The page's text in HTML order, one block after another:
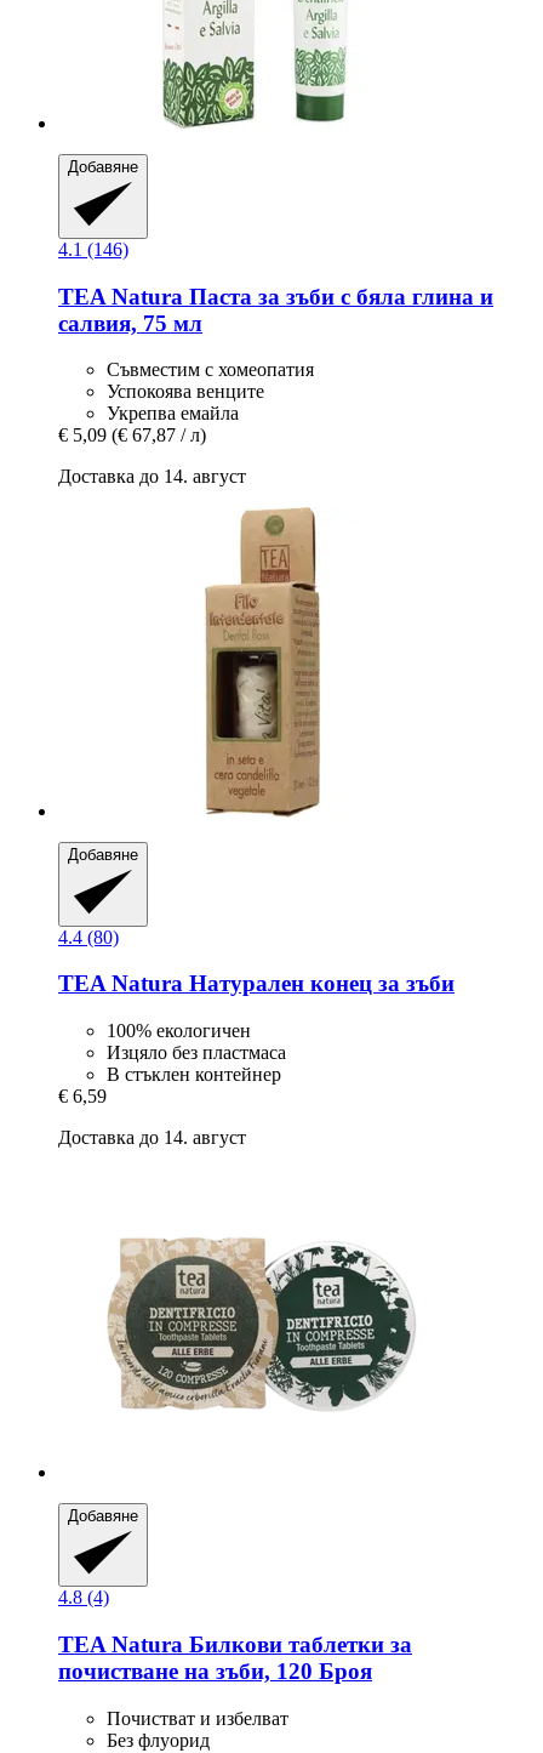
Добавяне
4.1 (146)
TEA Natura Паста за зъби с бяла глина и
салвия, 75 мл
Съвместим с хомеопатия
Успокоява венците
Укрепва емайла
€ 5,09 (€ 67,87 / л)
Доставка до 14. август
Добавяне
4.4 (80)
TEA Natura Натурален конец за зъби
100% екологичeн
Изцяло без пластмаса
В стъклен контейнер
€ 6,59
Доставка до 14. август
Добавяне
4.8 (4)
TEA Natura Билкови таблетки за
почистване на зъби, 120 Броя
Почистват и избелват
Без флуорид